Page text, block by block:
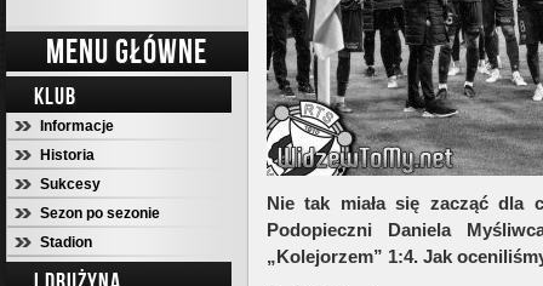
MENU GŁÓWNE
KLUB
Informacje
Historia
Sukcesy
Sezon po sezonie
Stadion
Nie tak miała się zacząć dla
Podopieczni Daniela
„Kolejorzem” 1:4. Jak